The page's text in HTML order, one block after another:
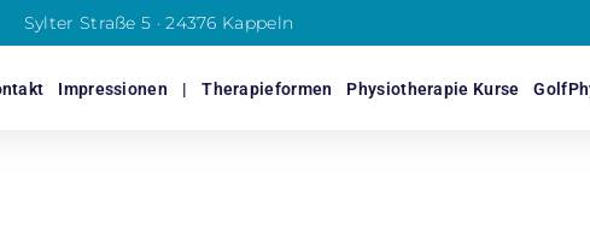
Sylter Straße 5 · 24376 Kappeln
Impressionen | Therapieformen Physiotherapie Kurse